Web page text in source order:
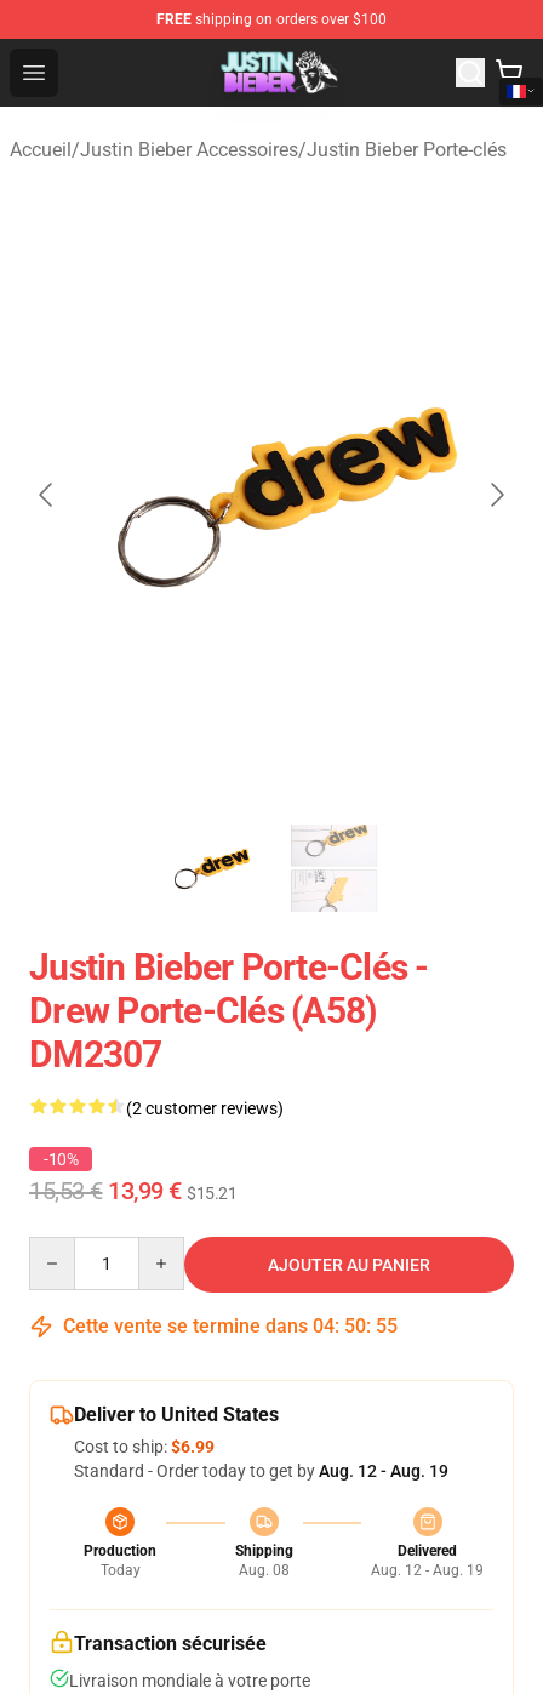
FREE shipping on orders over $100
Open menu
Justin Bieber Store - Official Justin Bieber Merchandise
Accueil/Justin Bieber Accessoires/Justin Bieber Porte-clés
Justin Bieber Porte-Clés -
Drew Porte-Clés (A58)
DM2307
(2 customer reviews)
-10%
15,53 € 13,99 € $15.21
AJOUTER AU PANIER
Cette vente se termine dans 04: 50: 55
Deliver to United States
Cost to ship:$6.99
Standard - Order today to get byAug. 12 - Aug. 19
Production
Today
Shipping
Aug. 08
Delivered
Aug. 12 - Aug. 19
Transaction sécurisée
Livraison mondiale à votre porte